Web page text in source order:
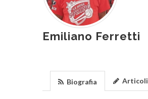
Emiliano Ferretti
Biografia Articoli